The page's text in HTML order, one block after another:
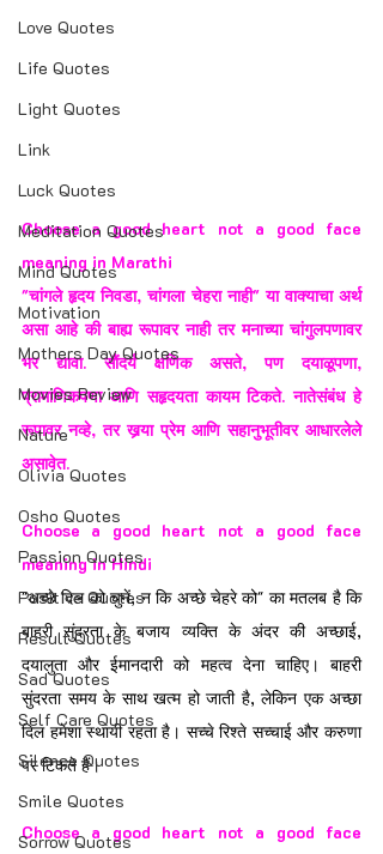
Love Quotes
Life Quotes
Light Quotes
Link
Luck Quotes
Meditation Quotes
Mind Quotes
Motivation
Mothers Day Quotes
Movies Review
Nature
Olivia Quotes
Osho Quotes
Passion Quotes
Positive Quotes
Result Quotes
Sad Quotes
Self Care Quotes
Silence Quotes
Smile Quotes
Sorrow Quotes
Choose a good heart not a good face
meaning in Marathi
"चांगले हृदय निवडा, चांगला चेहरा नाही" या वाक्याचा अर्थ
असा आहे की बाह्य रूपावर नाही तर मनाच्या चांगुलपणावर
भर द्यावा. सौंदर्य क्षणिक असते, पण दयाळूपणा,
प्रामाणिकपणा आणि सहृदयता कायम टिकते. नातेसंबंध हे
रूपावर नव्हे, तर खर्‍या प्रेम आणि सहानुभूतीवर आधारलेले
असावेत.
Choose a good heart not a good face
meaning in Hindi
"अच्छे दिल को चुनें, न कि अच्छे चेहरे को" का मतलब है कि
बाहरी सुंदरता के बजाय व्यक्ति के अंदर की अच्छाई,
दयालुता और ईमानदारी को महत्व देना चाहिए। बाहरी
सुंदरता समय के साथ खत्म हो जाती है, लेकिन एक अच्छा
दिल हमेशा स्थायी रहता है। सच्चे रिश्ते सच्चाई और करुणा
पर टिकते हैं।
Choose a good heart not a good face